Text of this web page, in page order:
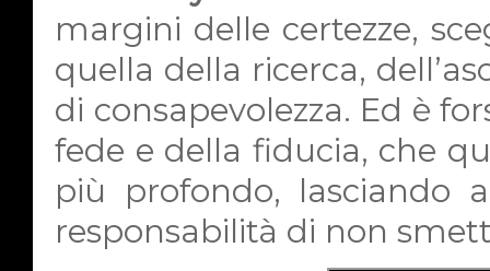
margini delle certezze,
quella della ricerca,
di consapevolezza. Ed è
fede e della fiducia, che
più profondo, lasciando
responsabilità di non